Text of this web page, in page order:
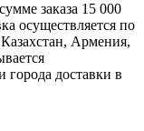
заказа 15 000
осуществляется по
Армения,
города доставки в